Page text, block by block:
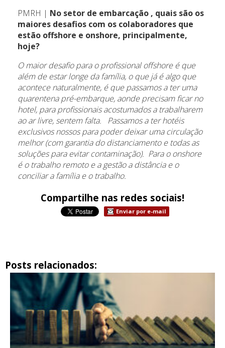
PMRH | No setor de embarcação , quais são os
maiores desafios com os colaboradores que
estão offshore e onshore, principalmente,
hoje?
O maior desafio para o profissional offshore é que
além de estar longe da família, o que já é algo que
acontece naturalmente, é que passamos a ter uma
quarentena pré-embarque, aonde precisam ficar no
hotel, para profissionais acostumados a trabalharem
ao ar livre, sentem falta. Passamos a ter hotéis
exclusivos nossos para poder deixar uma circulação
melhor (com garantia do distanciamento e todas as
soluções para evitar contaminação). Para o onshore
é o trabalho remoto e a gestão a distância e o
conciliar a família e o trabalho.
Compartilhe nas redes sociais!
Enviar por e-mail
Posts relacionados: